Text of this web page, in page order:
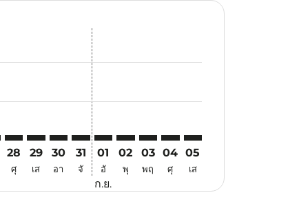
ค้นหาข้อเสนอ
ค้นหาข้อเสนอ
disclaimer. ค้นหาข้อเสนอ
offers-disclaimer. ค้นหาข้อเสนอ
offers-disclaimer. ค้นหาข้อเสนอ
view-offers-disclaimer. ค้นหาข้อเสนอ
cmp-view-offers-disclaimer. ค้นหาข้อเสนอ
cmp-view-offers-disclaimer. ค้นหาข้อเสนอ
HAN–SYD: cmp-view-offers-disclaimer. ค้นหาข้อเสนอ
28
ศุ
HAN–SYD: cmp-view-offers-disclaimer. ค้นหาข้อเสนอ
29
เส
HAN–SYD: cmp-view-offers-disclaimer. ค้นหาข้อ
30
อา
HAN–SYD: cmp-view-offers-disclaimer. ค้นห
31
จั
01
อั
ก.ย.
02
พุ
03
พฤ
04
ศุ
05
เส